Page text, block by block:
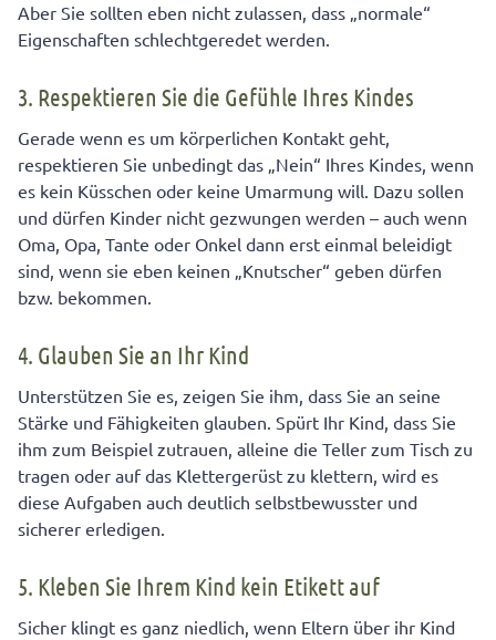
Aber Sie sollten eben nicht zulassen, dass „normale“
Eigenschaften schlechtgeredet werden.
3. Respektieren Sie die Gefühle Ihres Kindes
Gerade wenn es um körperlichen Kontakt geht,
respektieren Sie unbedingt das „Nein“ Ihres Kindes, wenn
es kein Küsschen oder keine Umarmung will. Dazu sollen
und dürfen Kinder nicht gezwungen werden – auch wenn
Oma, Opa, Tante oder Onkel dann erst einmal beleidigt
sind, wenn sie eben keinen „Knutscher“ geben dürfen
bzw. bekommen.
4. Glauben Sie an Ihr Kind
Unterstützen Sie es, zeigen Sie ihm, dass Sie an seine
Stärke und Fähigkeiten glauben. Spürt Ihr Kind, dass Sie
ihm zum Beispiel zutrauen, alleine die Teller zum Tisch zu
tragen oder auf das Klettergerüst zu klettern, wird es
diese Aufgaben auch deutlich selbstbewusster und
sicherer erledigen.
5. Kleben Sie Ihrem Kind kein Etikett auf
Sicher klingt es ganz niedlich, wenn Eltern über ihr Kind